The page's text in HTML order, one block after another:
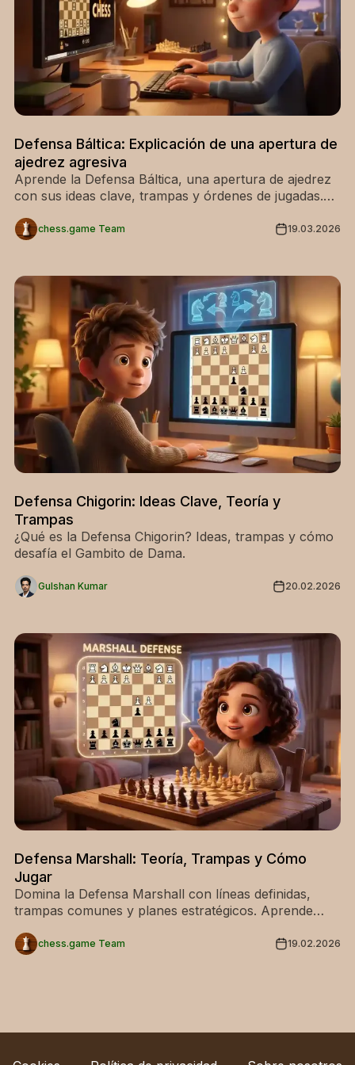
Defensa Báltica: Explicación de una apertura de
ajedrez agresiva
Aprende la Defensa Báltica, una apertura de ajedrez
con sus ideas clave, trampas y órdenes de jugadas.
la Defensa Báltica ahora.
chess.game Team 19.03.2026
Defensa Chigorin: Ideas Clave, Teoría y
Trampas
¿Qué es la Defensa Chigorin? Ideas, trampas y cómo
desafía el Gambito de Dama.
Gulshan Kumar 20.02.2026
Defensa Marshall: Teoría, Trampas y Cómo
Jugar
Domina la Defensa Marshall con líneas definidas,
trampas comunes y planes estratégicos. Aprende
activo.chess.game Team 19.02.2026